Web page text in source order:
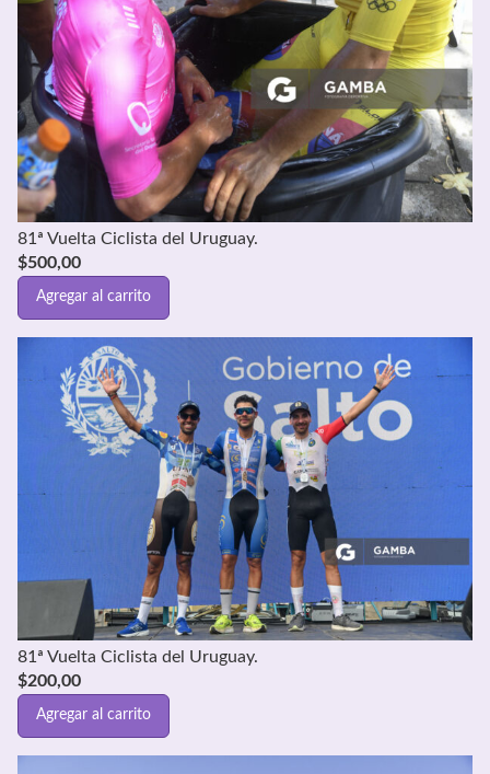
81ª Vuelta Ciclista del Uruguay.
$500,00
Agregar al carrito
81ª Vuelta Ciclista del Uruguay.
$200,00
Agregar al carrito